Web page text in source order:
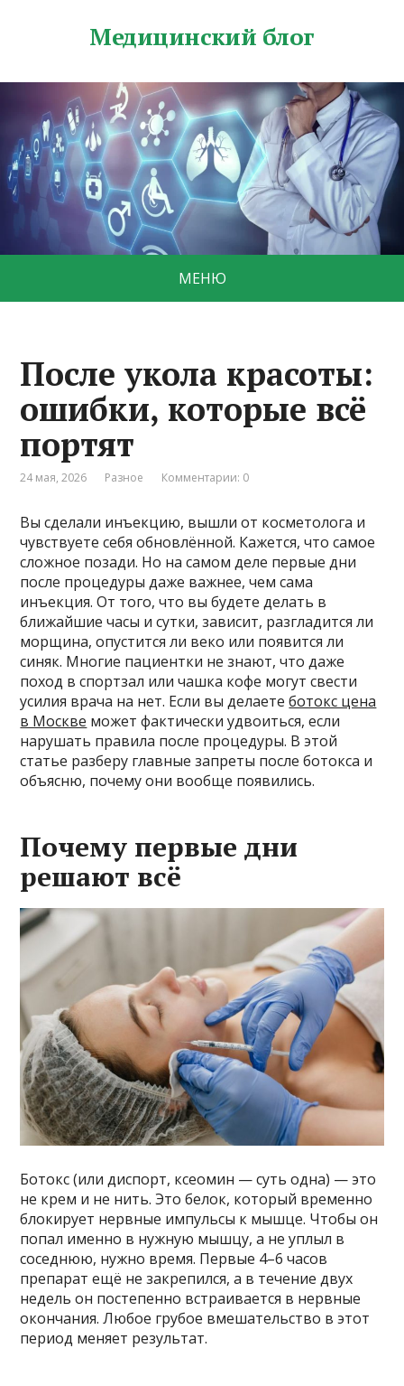
Медицинский блог
МЕНЮ
После укола красоты:
ошибки, которые всё
портят
24 мая, 2026 Разное Комментарии: 0
Вы сделали инъекцию, вышли от косметолога и
чувствуете себя обновлённой. Кажется, что самое
сложное позади. Но на самом деле первые дни
после процедуры даже важнее, чем сама
инъекция. От того, что вы будете делать в
ближайшие часы и сутки, зависит, разгладится ли
морщина, опустится ли веко или появится ли
синяк. Многие пациентки не знают, что даже
поход в спортзал или чашка кофе могут свести
усилия врача на нет. Если вы делаетеботокс цена
в Москве может фактически удвоиться, если
нарушать правила после процедуры. В этой
статье разберу главные запреты после ботокса и
объясню, почему они вообще появились.
Почему первые дни
решают всё
Ботокс (или диспорт, ксеомин — суть одна) — это
не крем и не нить. Это белок, который временно
блокирует нервные импульсы к мышце. Чтобы он
попал именно в нужную мышцу, а не уплыл в
соседнюю, нужно время. Первые 4–6 часов
препарат ещё не закрепился, а в течение двух
недель он постепенно встраивается в нервные
окончания. Любое грубое вмешательство в этот
период меняет результат.